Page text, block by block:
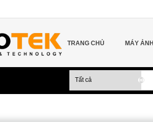
TRANG CHỦ MÁY ẢNH